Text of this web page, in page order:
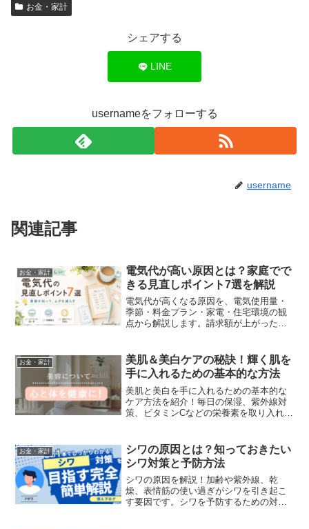
お金・家計
シェアする
LINE
usernameをフォローする
username
関連記事
お金・家計
電気代が高い原因とは？家庭でで
きる見直しポイント7選を解説
電気代が高くなる原因を、電気使用量・
季節・料金プラン・家電・住宅環境の観
点から解説します。請求額が上がったと
お金・家計
美肌＆美白ケアの秘訣！輝く肌を
手に入れるための基本的な方法
美肌と美白を手に入れるための基本的な
ケア方法を紹介！毎日の保湿、紫外線対
策、ビタミンCなどの栄養素を取り入れ
お金・家計
シワの原因とは？知っておきたい
シワ対策と予防方法
シワの原因を解説！加齢や紫外線、乾
燥、表情筋の使い過ぎがシワを引き起こ
す要因です。シワを予防するための対策